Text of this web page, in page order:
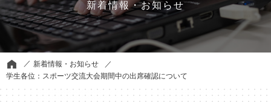
新着情報・お知らせ
新着情報・お知らせ
学生各位：スポーツ交流大会期間中の出席確認について